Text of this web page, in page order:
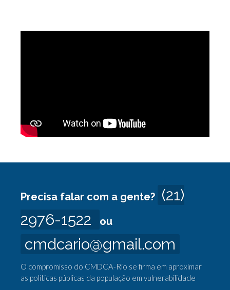
Precisa falar com a gente? (21)
2976-1522
ou
cmdcario@gmail.com
O compromisso do CMDCA-Rio se firma em aproximar
as políticas públicas da população em vulnerabilidade